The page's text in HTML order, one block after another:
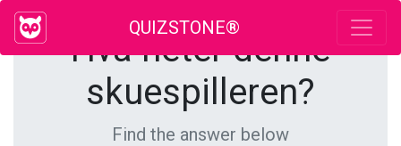
QUIZSTONE®
Hva heter denne
skuespilleren?
Find the answer below